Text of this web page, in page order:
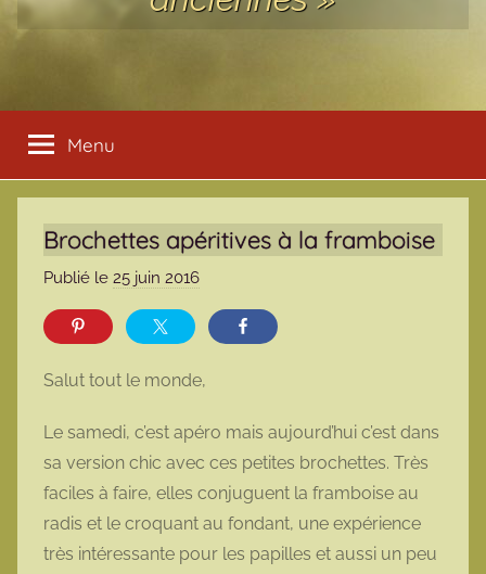
Menu
Brochettes apéritives à la framboise
Publié le 25 juin 2016
a
o
t
t
e
Salut tout le monde,
Le samedi, c’est apéro mais aujourd’hui c’est dans
sa version chic avec ces petites brochettes. Très
faciles à faire, elles conjuguent la framboise au
radis et le croquant au fondant, une expérience
très intéressante pour les papilles et aussi un peu